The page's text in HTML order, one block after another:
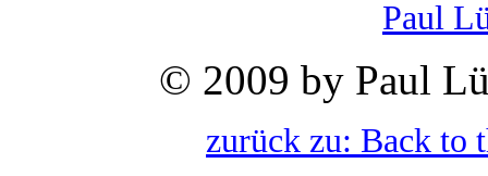
Paul
© 2009 by Paul
zurück zu: Back to